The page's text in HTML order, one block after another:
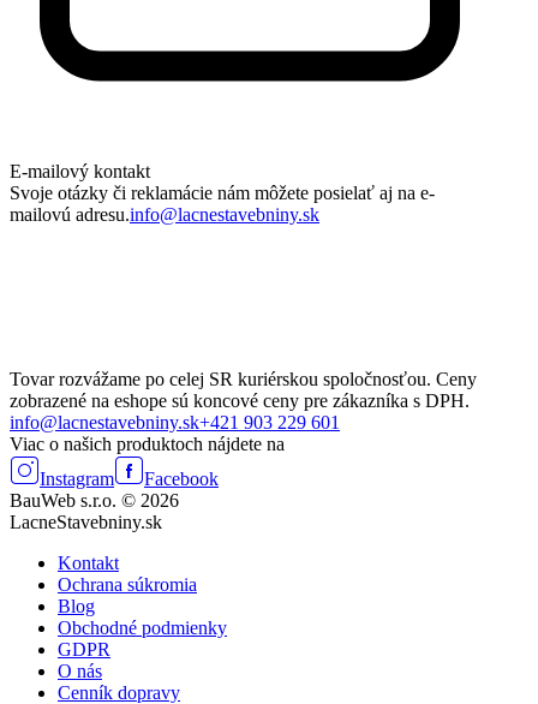
E-mailový kontakt
Svoje otázky či reklamácie nám môžete posielať aj na e-
mailovú adresu.info@lacnestavebniny.sk
Tovar rozvážame po celej SR kuriérskou spoločnosťou. Ceny
zobrazené na eshope sú koncové ceny pre zákazníka s DPH.
info@lacnestavebniny.sk+421 903 229 601
Viac o našich produktoch nájdete na
Instagram
Facebook
BauWeb s.r.o. © 2026
LacneStavebniny.sk
Kontakt
Ochrana súkromia
Blog
Obchodné podmienky
GDPR
O nás
Cenník dopravy